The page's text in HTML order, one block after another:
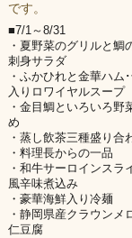
です。
■7/1～8/31
・夏野菜のグリルと鯛
刺身サラダ
・ふかひれと金華ハム
入りロワイヤルスープ
・金目鯛といろいろ野
め
・蒸し飲茶三種盛り合
・料理長からの一品
・和牛サーロインスラ
風辛味煮込み
・豪華海鮮入り冷麺
・静岡県産クラウンメ
仁豆腐